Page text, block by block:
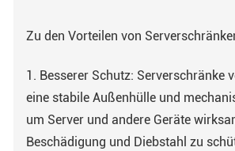
Zu den Vorteilen von
1. Besserer Schutz: Serverschränke
eine stabile Außenhülle und
um Server und andere Geräte
Beschädigung und Diebstahl zu